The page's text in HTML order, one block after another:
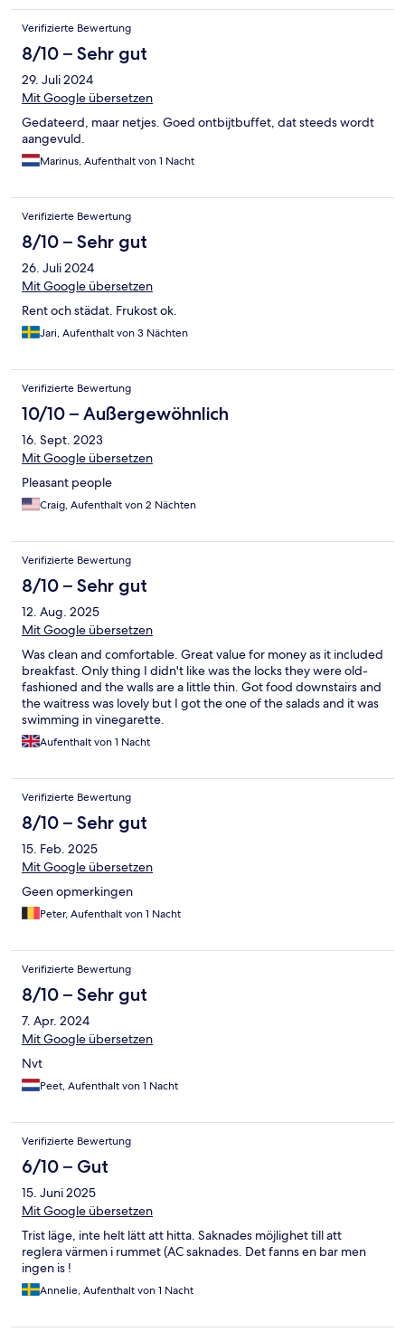
Verifizierte Bewertung
8/10 – Sehr gut
29. Juli 2024
Mit Google übersetzen
Gedateerd, maar netjes. Goed ontbijtbuffet, dat steeds wordt
aangevuld.
Marinus, Aufenthalt von 1 Nacht
Verifizierte Bewertung
8/10 – Sehr gut
26. Juli 2024
Mit Google übersetzen
Rent och städat. Frukost ok.
Jari, Aufenthalt von 3 Nächten
Verifizierte Bewertung
10/10 – Außergewöhnlich
16. Sept. 2023
Mit Google übersetzen
Pleasant people
Craig, Aufenthalt von 2 Nächten
Verifizierte Bewertung
8/10 – Sehr gut
12. Aug. 2025
Mit Google übersetzen
Was clean and comfortable. Great value for money as it included
breakfast. Only thing I didn't like was the locks they were old-
fashioned and the walls are a little thin. Got food downstairs and
the waitress was lovely but I got the one of the salads and it was
swimming in vinegarette.
Aufenthalt von 1 Nacht
Verifizierte Bewertung
8/10 – Sehr gut
15. Feb. 2025
Mit Google übersetzen
Geen opmerkingen
Peter, Aufenthalt von 1 Nacht
Verifizierte Bewertung
8/10 – Sehr gut
7. Apr. 2024
Mit Google übersetzen
Nvt
Peet, Aufenthalt von 1 Nacht
Verifizierte Bewertung
6/10 – Gut
15. Juni 2025
Mit Google übersetzen
Trist läge, inte helt lätt att hitta. Saknades möjlighet till att
reglera värmen i rummet (AC saknades. Det fanns en bar men
ingen is !
Annelie, Aufenthalt von 1 Nacht